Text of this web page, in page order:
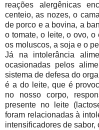
reações alergênicas
centeio, as nozes, o
de porco e a bovina, a
o tomate, o leite, o ovo,
os moluscos, a soja e o
Já na intolerância
ocasionadas pelos
sistema de defesa do
é a do leite, que é
no nosso corpo,
presente no leite
foram relacionadas à
intensificadores de sabor,